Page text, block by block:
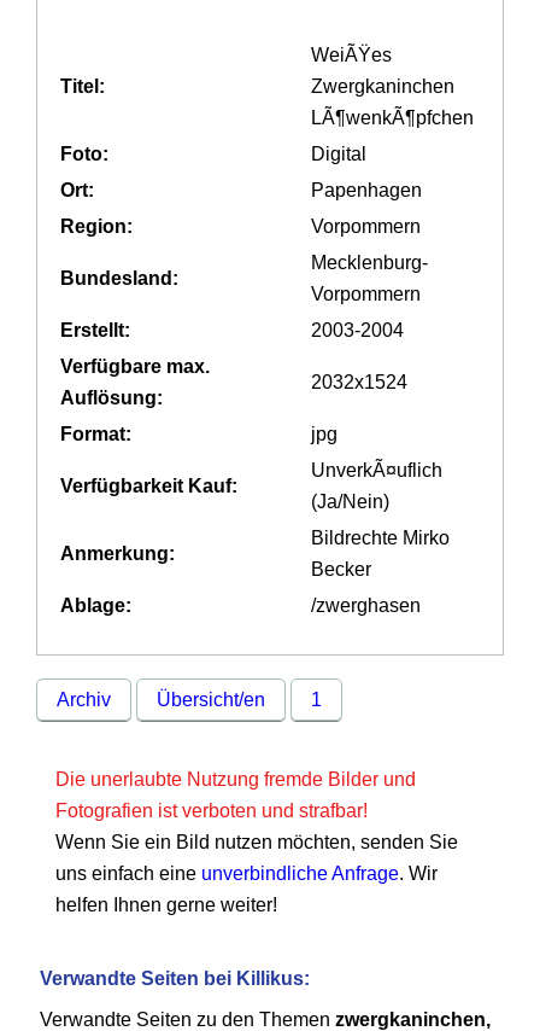
Titel:
WeiÃŸes
Zwergkaninchen
LÃ¶wenkÃ¶pfchen
Foto:
Digital
Ort:
Papenhagen
Region:
Vorpommern
Bundesland:
Mecklenburg-
Vorpommern
Erstellt:
2003-2004
Verfügbare max.
Auflösung:
2032x1524
Format: jpg
Verfügbarkeit Kauf:
UnverkÃ¤uflich
(Ja/Nein)
Anmerkung:
Bildrechte Mirko
Becker
Ablage:
/zwerghasen
Archiv Übersicht/en 1
Die unerlaubte Nutzung fremde Bilder und
Fotografien ist verboten und strafbar!
Wenn Sie ein Bild nutzen möchten, senden Sie
uns einfach eine unverbindliche Anfrage. Wir
helfen Ihnen gerne weiter!
Verwandte Seiten bei Killikus:
Verwandte Seiten zu den Themenzwergkaninchen,